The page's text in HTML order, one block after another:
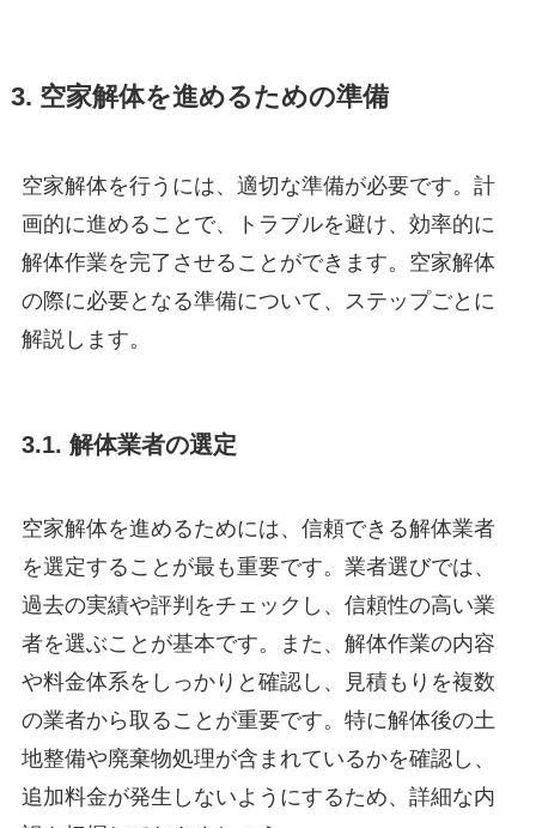
3. 空家解体を進めるための準備
空家解体を行うには、適切な準備が必要です。計
画的に進めることで、トラブルを避け、効率的に
解体作業を完了させることができます。空家解体
の際に必要となる準備について、ステップごとに
解説します。
3.1. 解体業者の選定
空家解体を進めるためには、信頼できる解体業者
を選定することが最も重要です。業者選びでは、
過去の実績や評判をチェックし、信頼性の高い業
者を選ぶことが基本です。また、解体作業の内容
や料金体系をしっかりと確認し、見積もりを複数
の業者から取ることが重要です。特に解体後の土
地整備や廃棄物処理が含まれているかを確認し、
追加料金が発生しないようにするため、詳細な内